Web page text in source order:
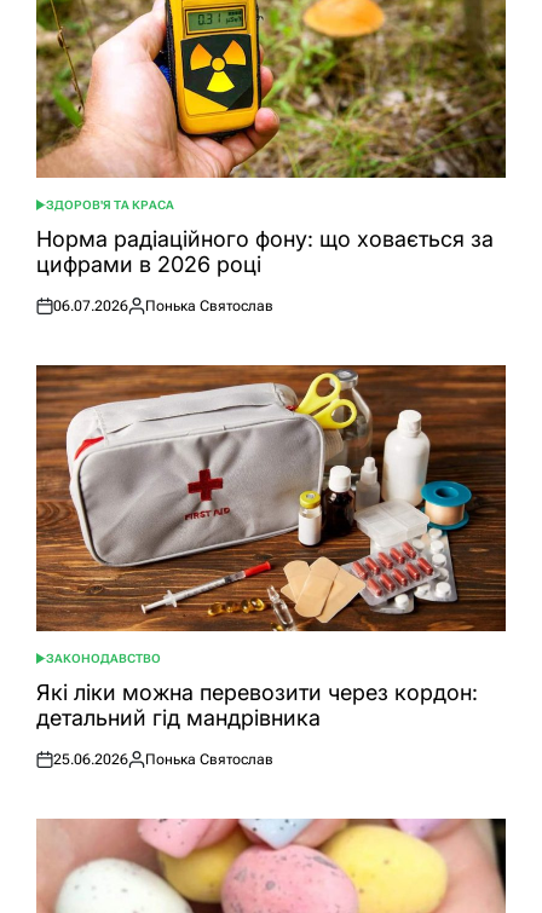
ОПУБЛІКУВАТИ
У
ЗДОРОВ'Я ТА КРАСА
Норма радіаційного фону: що ховається за
цифрами в 2026 році
Оприлюднено
06.07.2026
Опубліковано
Понька Святослав
ОПУБЛІКУВАТИ
У
ЗАКОНОДАВСТВО
Які ліки можна перевозити через кордон:
детальний гід мандрівника
Оприлюднено
25.06.2026
Опубліковано
Понька Святослав